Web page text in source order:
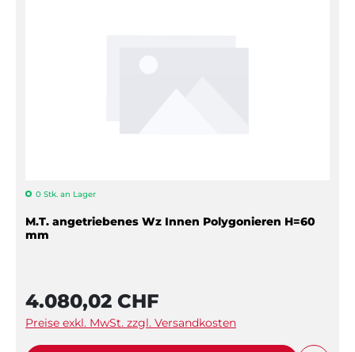
0 Stk. an Lager
M.T. angetriebenes Wz Innen Polygonieren H=60
mm
4.080,02 CHF
Preise exkl. MwSt. zzgl. Versandkosten